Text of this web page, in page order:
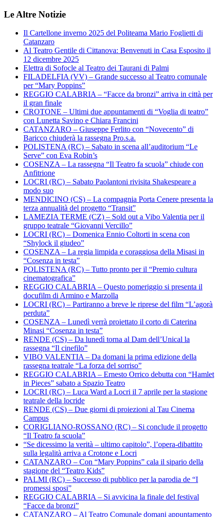
Le Altre Notizie
Il Cartellone inverno 2025 del Politeama Mario Foglietti di
Catanzaro
Al Teatro Gentile di Cittanova: Benvenuti in Casa Esposito il
12 dicembre 2025
Elettra di Sofocle al Teatro dei Taurani di Palmi
FILADELFIA (VV) – Grande successo al Teatro comunale
per “Mary Poppins”
REGGIO CALABRIA – “Facce da bronzi” arriva in città per
il gran finale
CROTONE – Ultimi due appuntamenti di “Voglia di teatro”
con Lunetta Savino e Chiara Francini
CATANZARO – Giuseppe Ferlito con “Novecento” di
Baricco chiuderà la rassegna Pro.s.a.
POLISTENA (RC) – Sabato in scena all’auditorium “Le
Serve” con Eva Robin’s
COSENZA – La rassegna “Il Teatro fa scuola” chiude con
Anfitrione
LOCRI (RC) – Sabato Paolantoni rivisita Shakespeare a
modo suo
MENDICINO (CS) – La compagnia Porta Cenere presenta la
terza annualità del progetto “Transit”
LAMEZIA TERME (CZ) – Sold out a Vibo Valentia per il
gruppo teatrale “Giovanni Vercillo”
LOCRI (RC) – Domenica Ennio Coltorti in scena con
“Shylock il giudeo”
COSENZA – La regia limpida e coraggiosa della Misasi in
“Cosenza in testa”
POLISTENA (RC) – Tutto pronto per il “Premio cultura
cinematografica”
REGGIO CALABRIA – Questo pomeriggio si presenta il
docufilm di Armino e Marzolla
LOCRI (RC) – Partiranno a breve le riprese del film “L’agorà
perduta”
COSENZA – Lunedì verrà proiettato il corto di Caterina
Minasi “Cosenza in testa”
RENDE (CS) – Da lunedì torna al Dam dell’Unical la
rassegna “Il cinefilo”
VIBO VALENTIA – Da domani la prima edizione della
rassegna teatrale “La forza del sorriso”
REGGIO CALABRIA – Ernesto Orrico debutta con “Hamlet
in Pieces” sabato a Spazio Teatro
LOCRI (RC) – Luca Ward a Locri il 7 aprile per la stagione
teatrale della locride
RENDE (CS) – Due giorni di proiezioni al Tau Cinema
Campus
CORIGLIANO-ROSSANO (RC) – Si conclude il progetto
“Il Teatro fa scuola”
“Se dicessimo la verità – ultimo capitolo”, l’opera-dibattito
sulla legalità arriva a Crotone e Locri
CATANZARO – Con “Mary Poppins” cala il sipario della
stagione del “Teatro Kids”
PALMI (RC) – Successo di pubblico per la parodia de “I
promessi sposi”
REGGIO CALABRIA – Si avvicina la finale del festival
“Facce da bronzi”
CATANZARO – Al Teatro Comunale domani appuntamento